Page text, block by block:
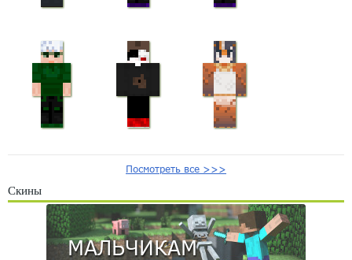
Посмотреть все >>>
Скины
МАЛЬЧИКАМ